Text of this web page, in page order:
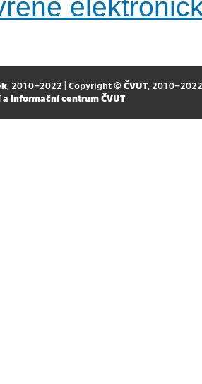
, 2010–2022 | Copyright © ČVUT, 2010–2022
informační centrum ČVUT